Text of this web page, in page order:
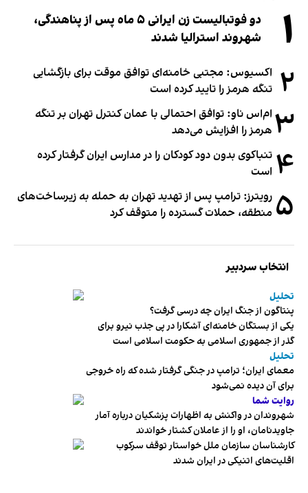
۱
دو فوتبالیست زن ایرانی ۵ ماه پس از پناهندگی،
شهروند استرالیا شدند
۲ اکسیوس: مجتبی خامنه‌ای توافق موقت برای بازگشایی
تنگه هرمز را تایید کرده است
۳ ام‌اس ناو: توافق احتمالی با عمان کنترل تهران بر تنگه
هرمز را افزایش می‌دهد
۴ تنباکوی بدون دود کودکان را در مدارس ایران گرفتار کرده
است
۵ رویترز: ترامپ پس از تهدید تهران به حمله به زیرساخت‌های
منطقه، حملات گسترده را متوقف کرد
انتخاب سردبیر
تحلیل
پنتاگون از جنگ ایران چه درسی گرفت؟
یکی از بستگان خامنه‌ای آشکارا در پی جذب نیرو برای
گذر از جمهوری اسلامی به حکومت اسلامی است
تحلیل
معمای ایران؛ ترامپ در جنگی گرفتار شده که راه خروجی
برای آن دیده نمی‌شود
روایت شما
شهروندان در واکنش به اظهارات پزشکیان درباره آمار
جاویدنامان، او را از عاملان کشتار خواندند
کارشناسان سازمان ملل خواستار توقف سرکوب
اقلیت‌های اتنیکی در ایران شدند